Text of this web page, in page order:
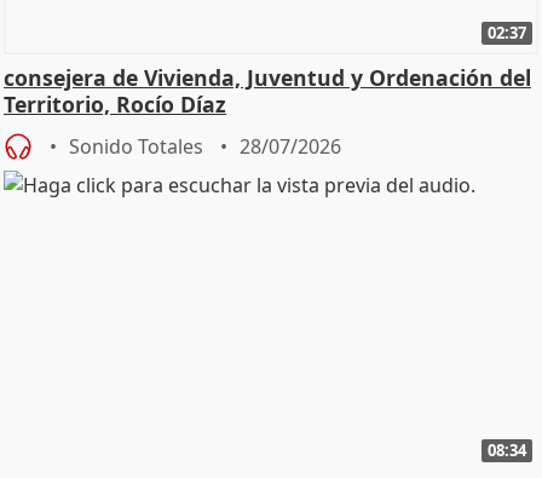
02:37
consejera de Vivienda, Juventud y Ordenación del
Territorio, Rocío Díaz
Sonido Totales 28/07/2026
08:34